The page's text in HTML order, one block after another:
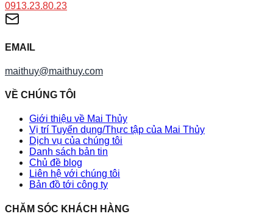
0913.23.80.23
EMAIL
maithuy@maithuy.com
VỀ CHÚNG TÔI
Giới thiệu về Mai Thủy
Vị trí Tuyển dụng/Thực tập của Mai Thủy
Dịch vụ của chúng tôi
Danh sách bản tin
Chủ đề blog
Liên hệ với chúng tôi
Bản đồ tới công ty
CHĂM SÓC KHÁCH HÀNG